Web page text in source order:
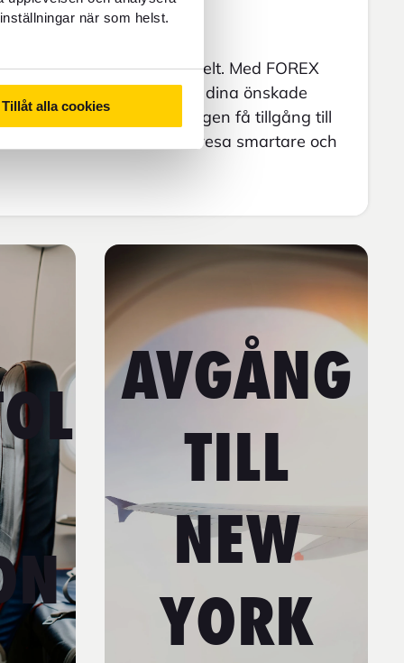
när som helst.
Tillåt alla cookies
flyget hos oss är busenkelt. Med FOREX
ange din destination, dina önskade
för att ögonblickligen få tillgång till
Vi vill att du ska kunna resa smartare och
AVGÅNG
TILL
NEW
YORK